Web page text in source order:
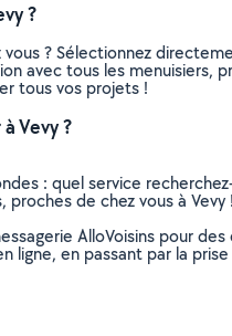
?
vous ? Sélectionnez
avec tous les
tous vos projets !
Vevy ?
: quel service
de chez vous à
AlloVoisins pour
en passant par la